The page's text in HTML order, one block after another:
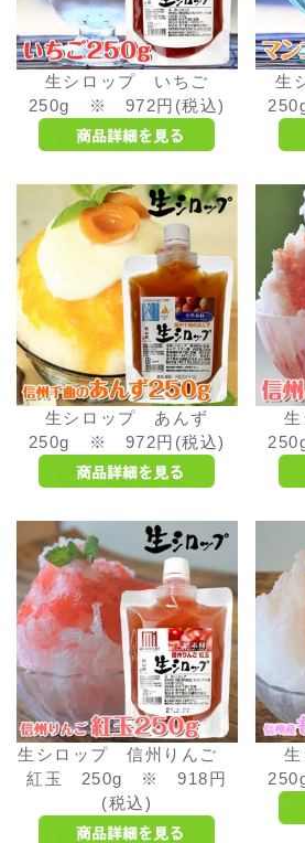
生シロップ いちご
250g ※ 972円(税込)
生
生シロップ あんず
250g ※ 972円(税込)
生シロップ 信州りんご
紅玉 250g ※ 918円
(税込)